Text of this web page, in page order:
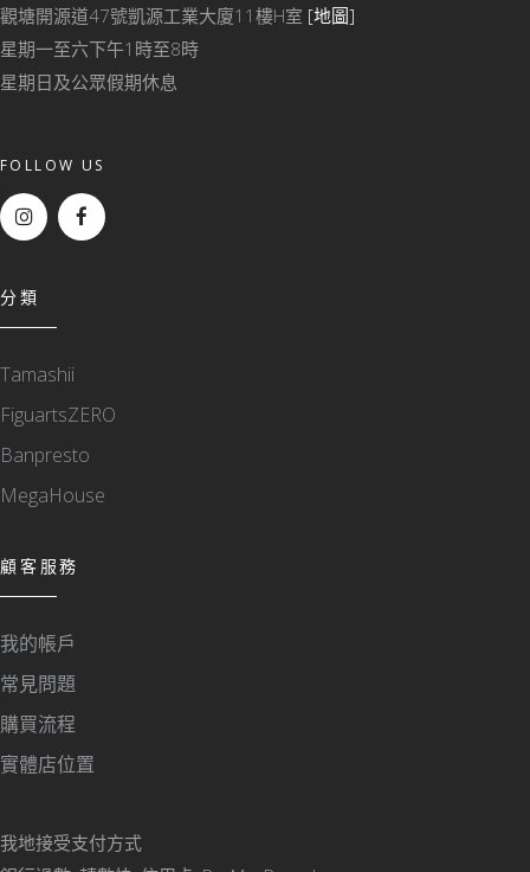
觀塘開源道47號凱源工業大廈11樓H室 [地圖]
星期一至六下午1時至8時
星期日及公眾假期休息
FOLLOW US
分類
Tamashii
FiguartsZERO
Banpresto
MegaHouse
顧客服務
我的帳戶
常見問題
購買流程
實體店位置
我地接受支付方式